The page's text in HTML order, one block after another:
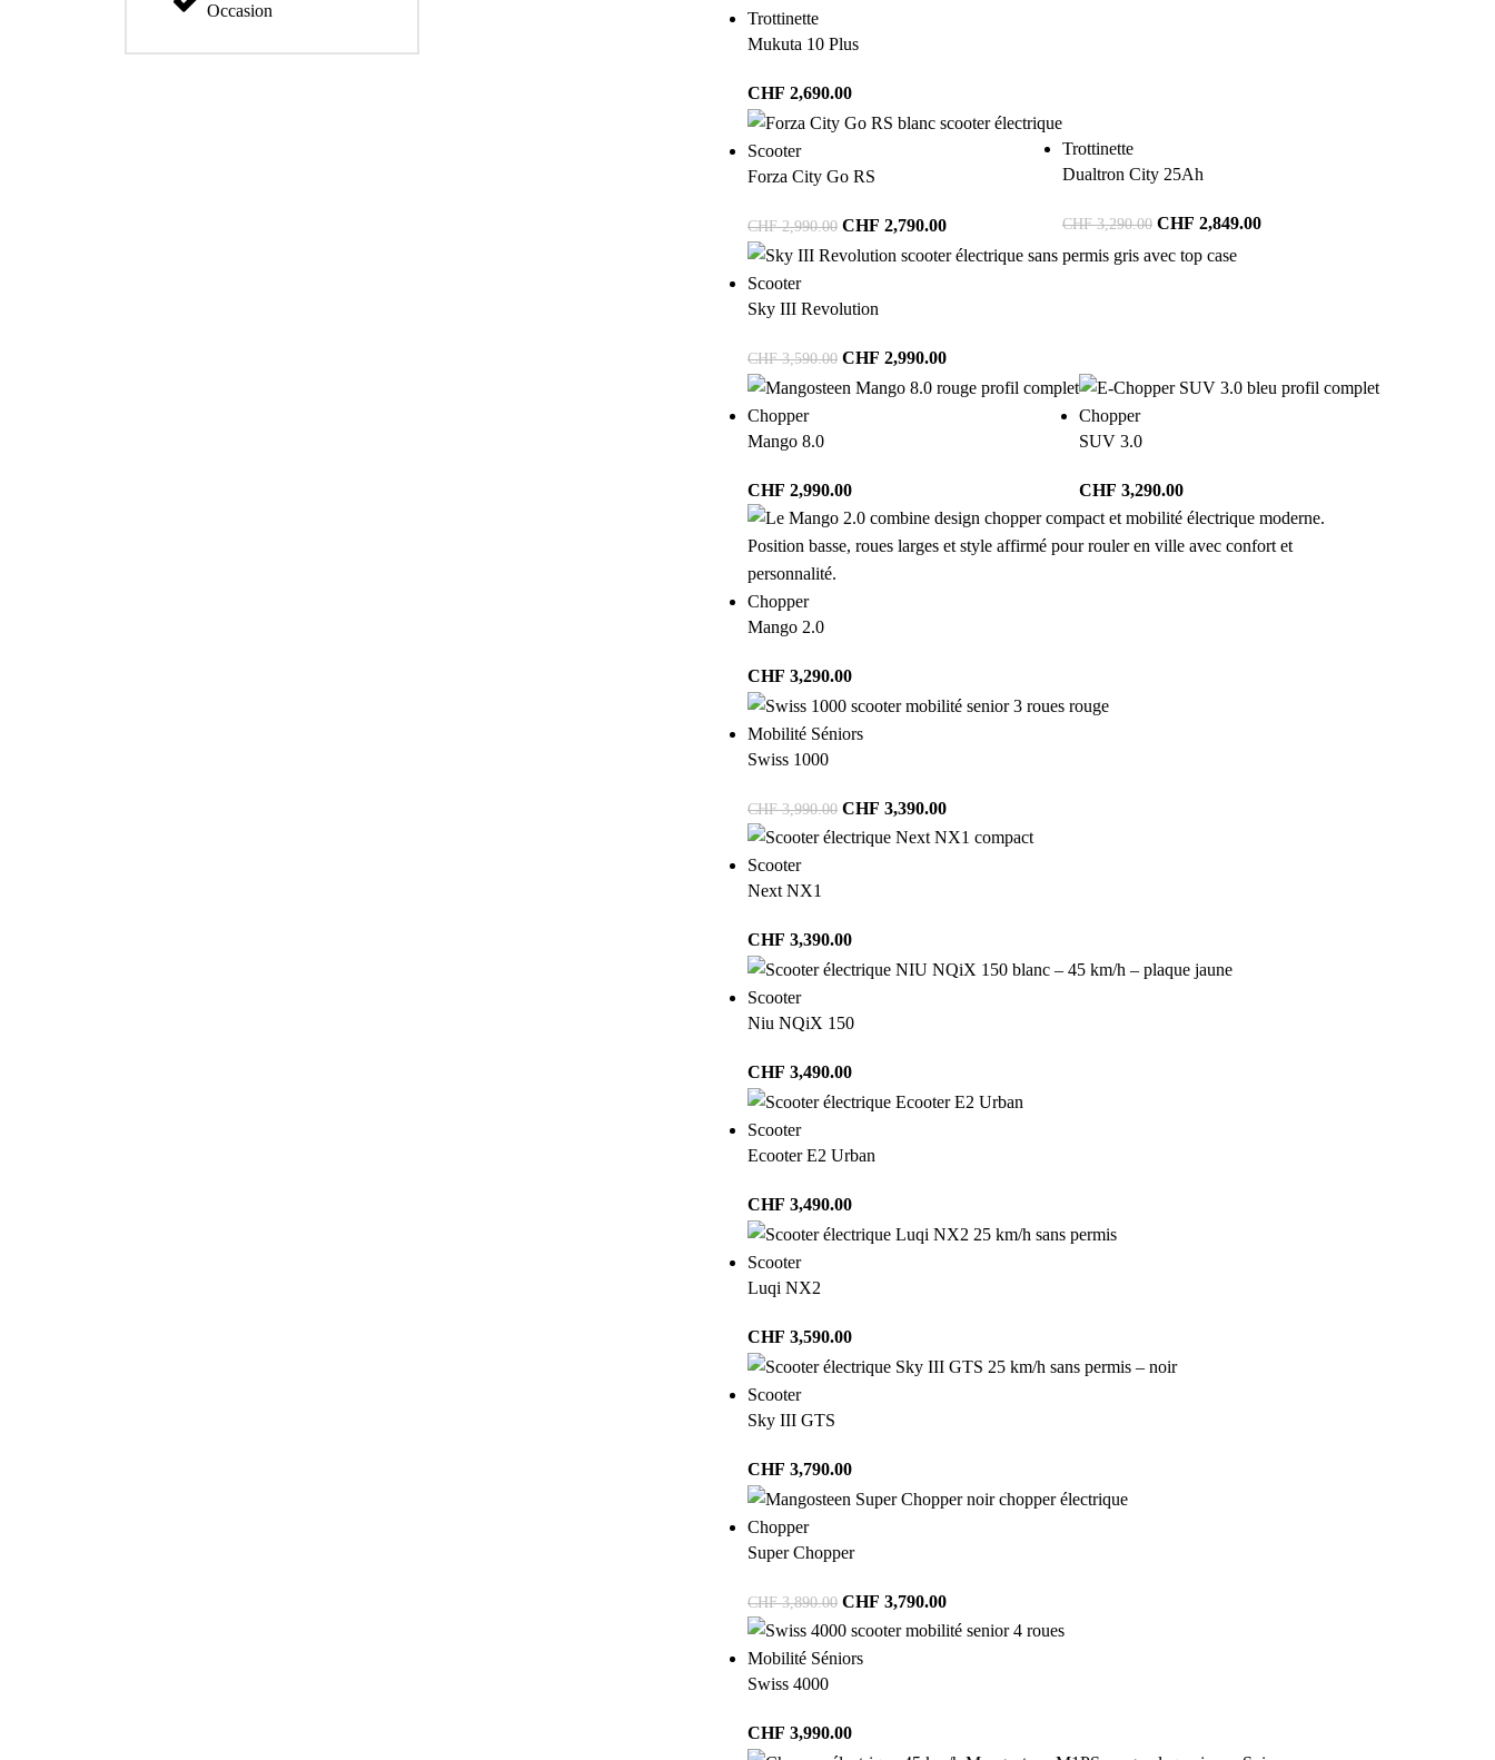
Occasion
Trottinette
Mukuta 10 Plus
CHF 2,690.00
Scooter
Forza City Go RS
CHF2,990.00 CHF 2,790.00
Trottinette
Dualtron City 25Ah
CHF3,290.00 CHF 2,849.00
Scooter
Sky III Revolution
CHF3,590.00 CHF 2,990.00
Chopper
Mango 8.0
CHF 2,990.00
Chopper
SUV 3.0
CHF 3,290.00
Chopper
Mango 2.0
CHF 3,290.00
Mobilité Séniors
Swiss 1000
CHF3,990.00 CHF 3,390.00
Scooter
Next NX1
CHF 3,390.00
Scooter
Niu NQiX 150
CHF 3,490.00
Scooter
Ecooter E2 Urban
CHF 3,490.00
Scooter
Luqi NX2
CHF 3,590.00
Scooter
Sky III GTS
CHF 3,790.00
Chopper
Super Chopper
CHF3,890.00 CHF 3,790.00
Mobilité Séniors
Swiss 4000
CHF 3,990.00